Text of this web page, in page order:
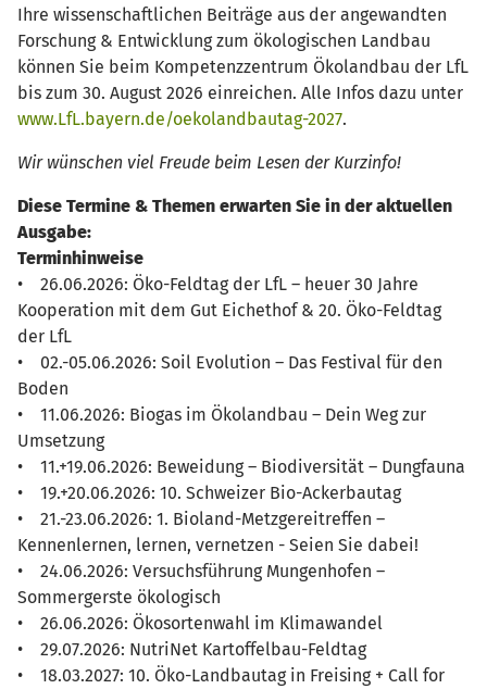
Ihre wissenschaftlichen Beiträge aus der angewandten
Forschung & Entwicklung zum ökologischen Landbau
können Sie beim Kompetenzzentrum Ökolandbau der LfL
bis zum 30. August 2026 einreichen. Alle Infos dazu unter
www.LfL.bayern.de/oekolandbautag-2027.
Wir wünschen viel Freude beim Lesen der Kurzinfo!
Diese Termine & Themen erwarten Sie in der aktuellen
Ausgabe:
Terminhinweise
• 26.06.2026: Öko-Feldtag der LfL – heuer 30 Jahre
Kooperation mit dem Gut Eichethof & 20. Öko-Feldtag
der LfL
• 02.-05.06.2026: Soil Evolution – Das Festival für den
Boden
• 11.06.2026: Biogas im Ökolandbau – Dein Weg zur
Umsetzung
• 11.+19.06.2026: Beweidung – Biodiversität – Dungfauna
• 19.+20.06.2026: 10. Schweizer Bio-Ackerbautag
• 21.-23.06.2026: 1. Bioland-Metzgereitreffen –
Kennenlernen, lernen, vernetzen - Seien Sie dabei!
• 24.06.2026: Versuchsführung Mungenhofen –
Sommergerste ökologisch
• 26.06.2026: Ökosortenwahl im Klimawandel
• 29.07.2026: NutriNet Kartoffelbau-Feldtag
• 18.03.2027: 10. Öko-Landbautag in Freising + Call for